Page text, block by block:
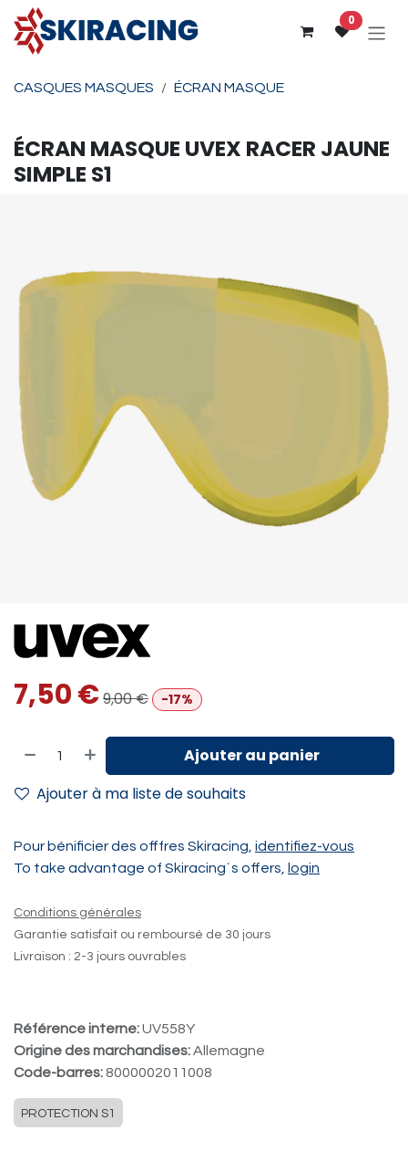
Se rendre au contenu
0
CASQUES MASQUES ÉCRAN MASQUE
ÉCRAN MASQUE UVEX RACER JAUNE
SIMPLE S1
7,50€9,00€ -17%
Ajouter au panier
Ajouter à ma liste de souhaits
Pour bénificier des offfres Skiracing, identifiez-vous
To take advantage of Skiracing´s offers,
login
Conditions générales
Garantie satisfait ou remboursé de 30 jours
Livraison : 2-3 jours ouvrables
Référence interne:UV558Y
Origine des marchandises:Allemagne
Code-barres: 8000002011008
PROTECTION S1